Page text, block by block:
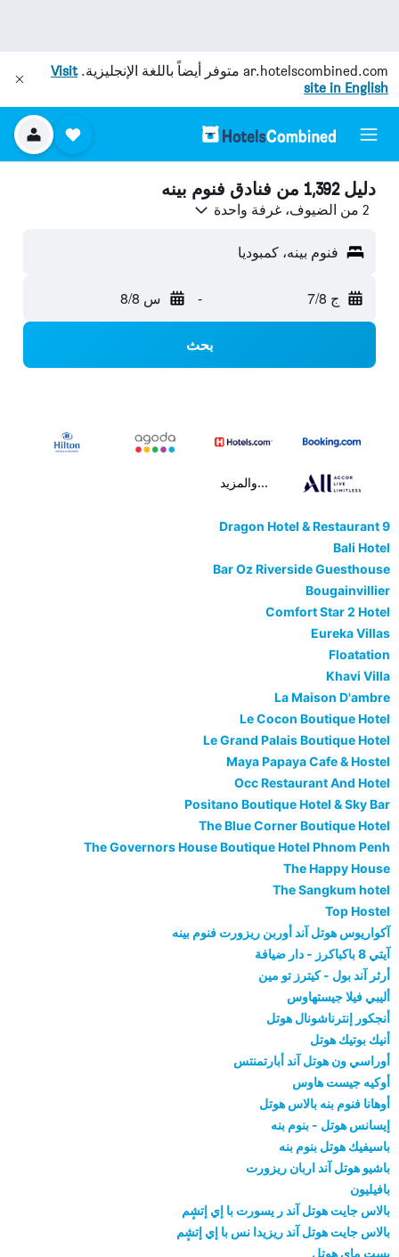
ar.hotelscombined.com متوفر أيضاً باللغة الإنجليزية.Visit
site in English
دليل 1,392 من فنادق فنوم بينه
2 من الضيوف، غرفة واحدة
فنوم بينه، كمبوديا
ج 7/8 - س 8/8
بحث
...والمزيد
9 Dragon Hotel & Restaurant
Bali Hotel
Bar Oz Riverside Guesthouse
Bougainvillier
Comfort Star 2 Hotel
Eureka Villas
Floatation
Khavi Villa
La Maison D'ambre
Le Cocon Boutique Hotel
Le Grand Palais Boutique Hotel
Maya Papaya Cafe & Hostel
Occ Restaurant And Hotel
Positano Boutique Hotel & Sky Bar
The Blue Corner Boutique Hotel
The Governors House Boutique Hotel Phnom Penh
The Happy House
The Sangkum hotel
Top Hostel
آكواريوس هوتل آند أوربن ريزورت فنوم بينه
آيتي 8 باكباكرز - دار ضيافة
أرثر آند بول - كيترز تو مين
أليبي فيلا جيستهاوس
أنجكور إنترناشونال هوتل
أنيك بوتيك هوتل
أوراسي ون هوتل آند أبارتمنتس
أوكيه جيست هاوس
أوهانا فنوم بنه بالاس هوتل
إيسانس هوتل - بنوم بنه
باسيفيك هوتل بنوم بنه
باشيو هوتل آند اربان ريزورت
بافيليون
بالاس جايت هوتل آند ر يسورت با إي إتشٕم
بالاس جايت هوتل آند ريزيدا نس با إي إتشٕم
بست ماي هوتل